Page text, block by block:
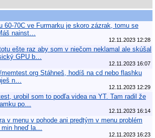
60-70C ve Furmarku je skoro zázrak, tomu se
nainst…
12.11.2023 12:28
ešte raz aby som v niečom neklamal ale skúšal
GPU b…
12.11.2023 16:07
Stáhneš, hodíš na cd nebo flashku
n…
12.11.2023 12:29
urobil som to podľa videa na YT. Tam radil že
po…
12.11.2023 16:14
v menu v pohode ani predtým v menu problém
hneď la…
12.11.2023 16:23